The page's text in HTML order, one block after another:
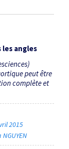
angles
peut être
complète et
2015